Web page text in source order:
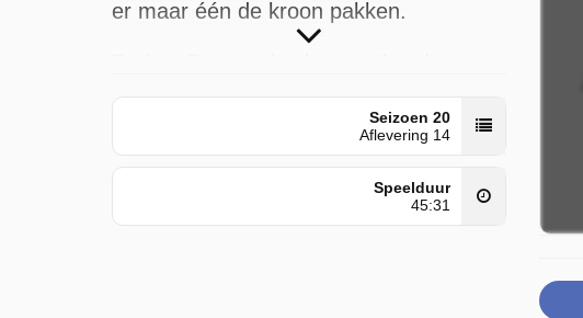
er maar één de kroon pakken.
VTM op maandag 22 juni 2026 om
Seizoen 20
Aflevering 14
Speelduur
45:31